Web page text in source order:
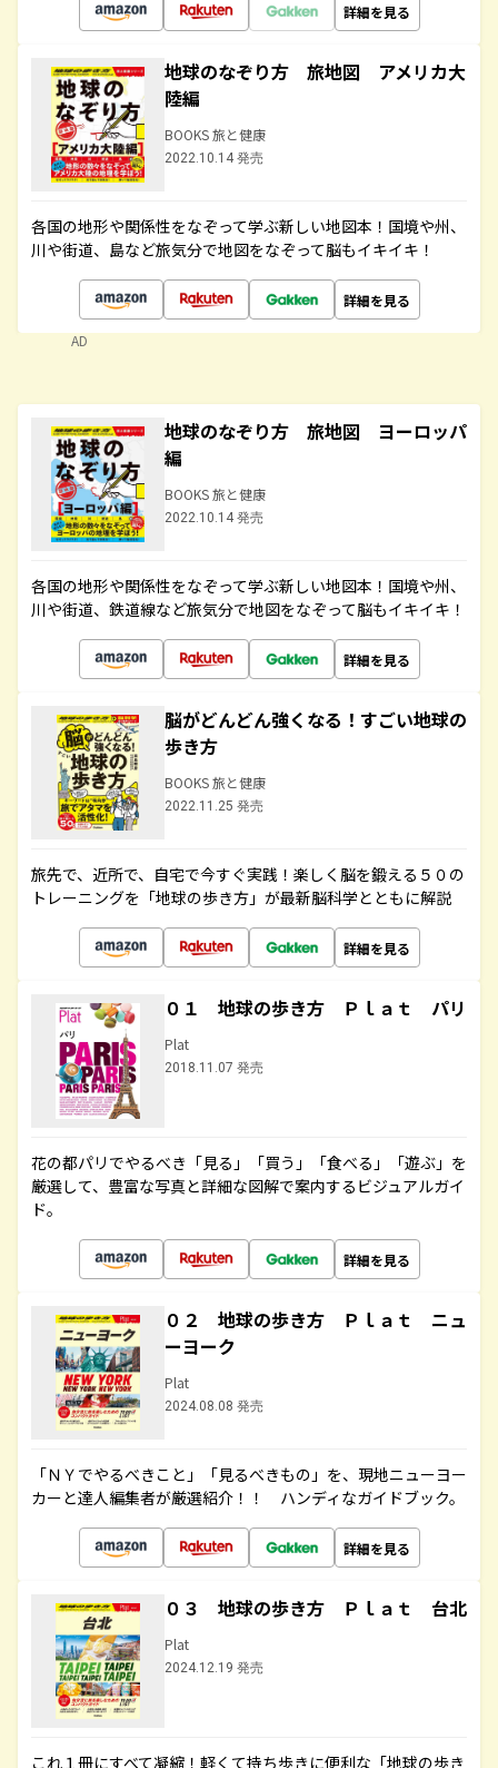
詳細を見る
地球のなぞり方 旅地図 アメリカ大
陸編
BOOKS 旅と健康
2022.10.14 発売
各国の地形や関係性をなぞって学ぶ新しい地図本！国境や州、
川や街道、島など旅気分で地図をなぞって脳もイキイキ！
詳細を見る
AD
地球のなぞり方 旅地図 ヨーロッパ
編
BOOKS 旅と健康
2022.10.14 発売
各国の地形や関係性をなぞって学ぶ新しい地図本！国境や州、
川や街道、鉄道線など旅気分で地図をなぞって脳もイキイキ！
詳細を見る
脳がどんどん強くなる！すごい地球の
歩き方
BOOKS 旅と健康
2022.11.25 発売
旅先で、近所で、自宅で今すぐ実践！楽しく脳を鍛える５０の
トレーニングを「地球の歩き方」が最新脳科学とともに解説
詳細を見る
０１ 地球の歩き方 Ｐｌａｔ パリ
Plat
2018.11.07 発売
花の都パリでやるべき「見る」「買う」「食べる」「遊ぶ」を
厳選して、豊富な写真と詳細な図解で案内するビジュアルガイ
ド。
詳細を見る
０２ 地球の歩き方 Ｐｌａｔ ニュ
ーヨーク
Plat
2024.08.08 発売
「ＮＹでやるべきこと」「見るべきもの」を、現地ニューヨー
カーと達人編集者が厳選紹介！！ ハンディなガイドブック。
詳細を見る
０３ 地球の歩き方 Ｐｌａｔ 台北
Plat
2024.12.19 発売
これ１冊にすべて凝縮！軽くて持ち歩きに便利な「地球の歩き